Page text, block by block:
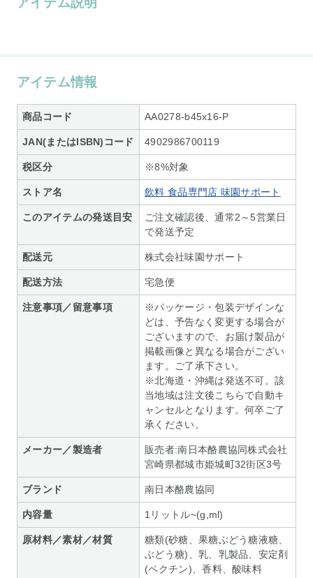
アイテム情報
商品コード AA0278-b45x16-P
JAN(またはISBN)コード 4902986700119
税区分 ※8%対象
ストア名 飲料 食品専門店 味園サポート
このアイテムの発送目安
ご注文確認後、通常2～5営業日
で発送予定
配送元 株式会社味園サポート
配送方法 宅急便
注意事項／留意事項
※パッケージ・包装デザインな
どは、予告なく変更する場合が
ございますので、お届け製品が
掲載画像と異なる場合がござい
ます。ご了承下さい。
※北海道・沖縄は発送不可。該
当地域は注文後こちらで自動キ
ャンセルとなります。何卒ご了
承ください。
メーカー／製造者
販売者:南日本酪農協同株式会社
宮崎県都城市姫城町32街区3号
ブランド 南日本酪農協同
内容量 1リットル~(g,ml)
原材料／素材／材質
糖類(砂糖、果糖ぶどう糖液糖、
ぶどう糖)、乳、乳製品、安定剤
(ペクチン)、香料、酸味料